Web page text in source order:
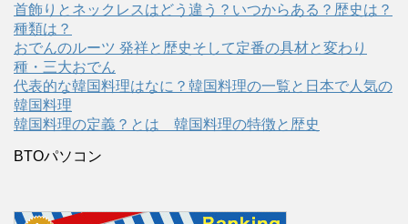
首飾りとネックレスはどう違う？いつからある？歴史は？
種類は？
おでんのルーツ 発祥と歴史そして定番の具材と変わり
種・三大おでん
代表的な韓国料理はなに？韓国料理の一覧と日本で人気の
韓国料理
韓国料理の定義？とは 韓国料理の特徴と歴史
BTOパソコン